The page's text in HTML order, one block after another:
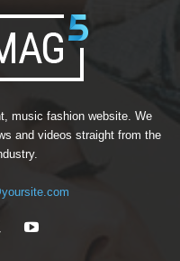
music fashion website. We
and videos straight from the